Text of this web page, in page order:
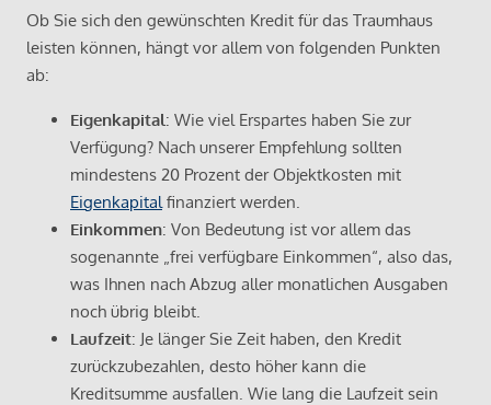
Ob Sie sich den gewünschten Kredit für das Traumhaus
leisten können, hängt vor allem von folgenden Punkten
ab:
Eigenkapital: Wie viel Erspartes haben Sie zur
Verfügung? Nach unserer Empfehlung sollten
mindestens 20 Prozent der Objektkosten mit
Eigenkapital finanziert werden.
Einkommen: Von Bedeutung ist vor allem das
sogenannte „frei verfügbare Einkommen“, also das,
was Ihnen nach Abzug aller monatlichen Ausgaben
noch übrig bleibt.
Laufzeit: Je länger Sie Zeit haben, den Kredit
zurückzubezahlen, desto höher kann die
Kreditsumme ausfallen. Wie lang die Laufzeit sein